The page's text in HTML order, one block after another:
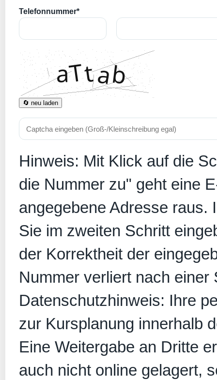
Telefonnummer*
🔄 neu laden
Hinweis: Mit Klick auf die
die Nummer zu" geht eine
angegebene Adresse raus.
Sie im zweiten Schritt
der Korrektheit der
Nummer verliert nach einer
Datenschutzhinweis: Ihre
zur Kursplanung innerhalb
Eine Weitergabe an Dritte
auch nicht online gelagert,